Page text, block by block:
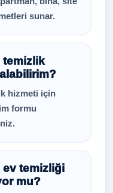
sunar.
temizlik
hizmeti için
formu
ev temizliği
mu?